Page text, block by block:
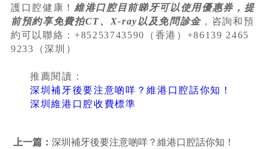
護口腔健康！ 維港口腔目前睇牙可以使用優惠券，提
前預約享免費拍CT、X-ray以及免問診金 ，咨詢和預
約可以聯絡：+85253743590（香港）+86139 2465
9233（深圳）
推薦閱讀：
深圳補牙後要注意啲咩？維港口腔話你知！
深圳維港口腔收費標準
上一篇：深圳補牙後要注意啲咩？維港口腔話你知！